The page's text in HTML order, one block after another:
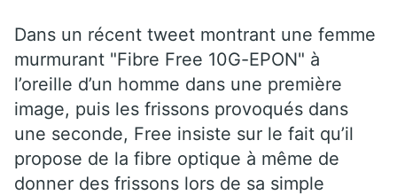
Dans un récent tweet montrant une femme
murmurant "Fibre Free 10G-EPON" à
l’oreille d’un homme dans une première
image, puis les frissons provoqués dans
une seconde, Free insiste sur le fait qu’il
propose de la fibre optique à même de
donner des frissons lors de sa simple